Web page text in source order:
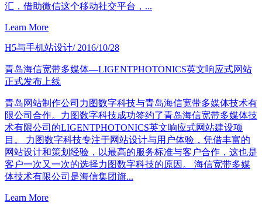
汇，借助微信这个移动社交平台，...
Learn More
H5与手机站设计/ 2016/10/28
青岛海信宽带多媒体—LIGENTPHOTONICS英文响应式网站
正式发布上线
青岛网站制作公司力图数字科技与青岛海信宽带多媒体技术有
限公司合作。力图数字科技成功签约了青岛海信宽带多媒体技
术有限公司的LIGENTPHOTONICS英文响应式网站建设项
目。 力图数字科技专注于网站设计与用户体验，凭借丰富的
网站设计和策划经验，以最高的服务标准与客户合作，这也是
客户一次又一次的选择力图数字科技的原因。 海信宽带多媒
体技术有限公司是海信集团旗...
Learn More